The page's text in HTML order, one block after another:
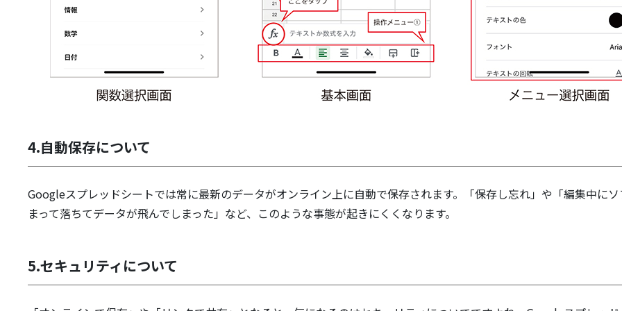
4.自動保存について
Googleスプレッドシートでは常に最新のデータがオンライン上に自動で保存されます。「保存し忘れ」や「編集中に
まって落ちてデータが飛んでしまった」など、このような事態が起きにくくなります。
5.セキュリティについて